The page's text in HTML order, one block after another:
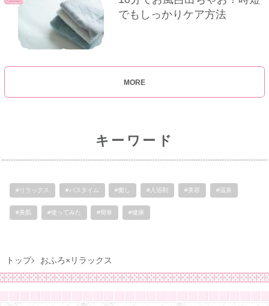
でもしっかりケア方法
MORE
キーワード
#リラックス #バスタイム #癒し #入浴剤 #美容 #温泉
#美肌 #使ってみた #簡単 #健康
トップ おふろ×リラックス